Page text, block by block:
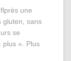
une
gluten, sans
se
plus ». Plus